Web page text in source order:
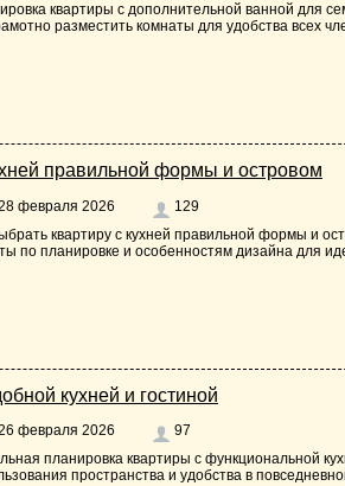
квартиры с дополнительной ванной для
разместить комнаты для удобства всех
правильной формы и островом
февраля 2026
129
квартиру с кухней правильной формы и
по планировке и особенностям дизайна для
кухней и гостиной
февраля 2026
97
планировка квартиры с функциональной
пространства и удобства в